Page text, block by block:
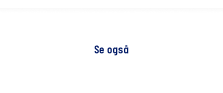
Se også